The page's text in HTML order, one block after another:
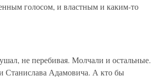
голосом, и властным и каким-то
не перебивая. Молчали и остальные.
Станислава Адамовича. А кто бы